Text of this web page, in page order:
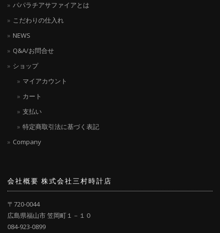
パパラチアサファイアとは
こだわりの仕入れ
NEWS
Q&A/お問合せ
ショップ
マイアカウント
カート
支払い
特定商取引法に基づく表記
Company
会社概要 株式会社三村時計店
〒720-0044
広島県福山市 笠岡町１－１０
084-923-0899